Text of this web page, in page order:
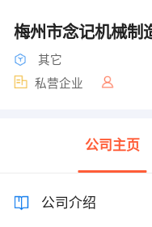
梅州市念记机械制
其它
私营企业
公司主页
公司介绍